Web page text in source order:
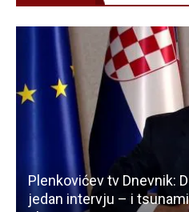
Plenkovićev tv Dnevnik:
jedan intervju – i